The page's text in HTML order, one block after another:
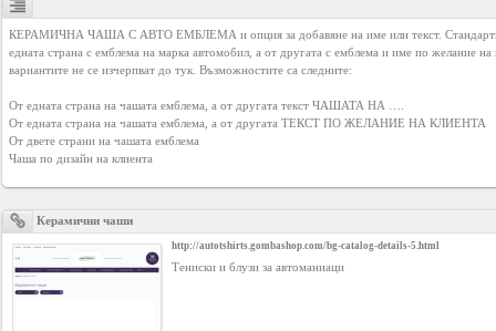
КЕРАМИЧНА ЧАША С АВТО ЕМБЛЕМА и опция за добавяне на име или текст.
едната страна с емблема на марка автомобил, а от другата с емблема и име по желание на
вариантите не се изчерпват до тук. Възможностите са следните:
От едната страна на чашата емблема, а от другата текст ЧАШАТА НА ….
От едната страна на чашата емблема, а от другата ТЕКСТ ПО ЖЕЛАНИЕ НА КЛИЕНТА
От двете страни на чашата емблема
Чаша по дизайн на клиента
Керамични чаши
http://autotshirts.gombashop.com/bg-catalog-details-5.html
Тениски и блузи за автоманиаци